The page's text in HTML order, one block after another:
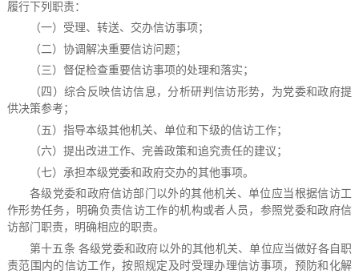
履行下列职责：
（一）受理、转送、交办信访事项；
（二）协调解决重要信访问题；
（三）督促检查重要信访事项的处理和落实；
（四）综合反映信访信息，分析研判信访形势，为党委和政府提
供决策参考；
（五）指导本级其他机关、单位和下级的信访工作；
（六）提出改进工作、完善政策和追究责任的建议；
（七）承担本级党委和政府交办的其他事项。
各级党委和政府信访部门以外的其他机关、单位应当根据信访工
作形势任务，明确负责信访工作的机构或者人员，参照党委和政府信
访部门职责，明确相应的职责。
第十五条 各级党委和政府以外的其他机关、单位应当做好各自职
责范围内的信访工作，按照规定及时受理办理信访事项，预防和化解